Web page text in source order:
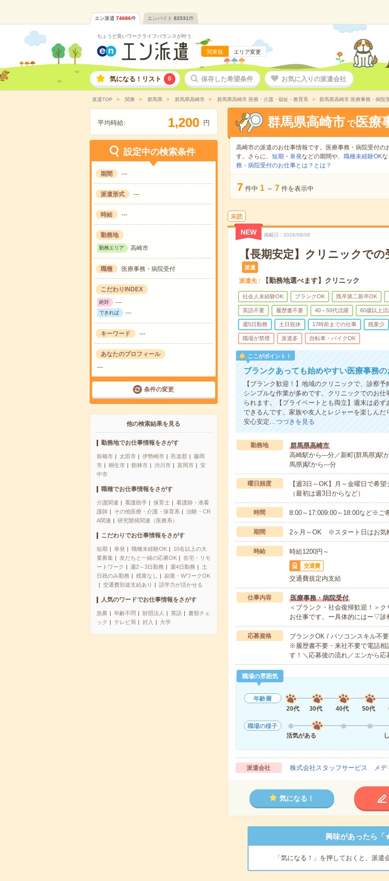
エン派遣 74686件 エンバイト 82531件
ちょうど良いワークライフバランスが叶う
関東版 エリア変更
気になる！リスト 0 保存した希望条件 お気に入りの派遣会社
派遣TOP 関東 群馬県 群馬県高崎市 群馬県高崎市 医療・介護・福祉・教育系 群馬県高崎市 医療事務・病院
平均時給: 1,200 円
設定中の検索条件
期間 ---
派遣形式 ---
時給 ---
勤務地
勤務エリア 高崎市
職種 医療事務・病院受付
こだわりINDEX
絶対 ---
できれば ---
キーワード ---
あなたのプロフィール
---
条件の変更
他の検索結果を見る
勤務地でお仕事情報をさがす
前橋市 太田市 伊勢崎市 邑楽郡
藤岡
市
桐生市 館林市 渋川市 富岡市
安
中市
職種でお仕事情報をさがす
介護関連 看護助手 保育士
看護師・准看
護師
その他医療・介護・保育系
治験・CR
A関連
研究開発関連（医療系）
こだわりでお仕事情報をさがす
短期 単発 職種未経験OK
10名以上の大
量募集
友だちと一緒の応募OK
在宅・リモ
ートワーク
週2～3日勤務 週4日勤務
土
日祝のみ勤務
残業なし
副業・WワークOK
交通費別途支給あり
語学力が活かせる
人気のワードでお仕事情報をさがす
急募 年齢不問 財団法人 英語
書類チェ
ック
テレビ局 封入 大学
群馬県高崎市 で医療
高崎市の派遣のお仕事情報です。医療事務・病院受付の
す。さらに、 短期 ・ 単発などの期間や、 職種未経験OKな
務・病院受付のお仕事とは？とは？
7 件中 1 ～ 7 件を表示中
未読
NEW 掲載日 2026/08/06
【長期安定】クリニックで
派遣
派遣先 【勤務地選べます】クリニック
社会人未経験OK ブランクOK 既卒第二新卒OK
英語不要 履歴書不要 40～50代活躍 60歳以上活
週5日勤務 土日祝休 17時前までの仕事 残業少
職場が禁煙 派遣多 自転車・バイクOK
ここがポイント！
ブランクあっても始めやすい医療事務の
【ブランク歓迎！】地域のクリニックで、診察
シンプルな作業が多めです。クリニックでのお
られます。【プライベートとも両立】週末は必
できるんです。家族や友人とレジャーを楽しん
安心安定…つづきを見る
勤務地
群馬県高崎市
高崎駅から---分／新町(群馬県)駅
馬県)駅から---分
曜日頻度
【週3日～OK】月～金曜日で希
（最初は週3日からなど）
時間 8:00～17:009:00～18:00など※ご
期間 2ヶ月～OK ※スタート日はお気
時給 時給1200円～
交通費
交通費規定内支給
仕事内容
医療事務・病院受付
＜ブランク・社会復帰歓迎！＞
お仕事です。ー具体的にはー▽
応募資格
ブランクOK / パソコンスキル不
※履歴書不要・来社不要で電話相
す！＼応募後の流れ／エンから
職場の雰囲気
年齢層
20代
30代 40代 50代
職場の様子
活気がある
派遣会社 株式会社スタッフサービス メデ
気になる！
興味があったら「
「気になる！」を押しておくと、派遣